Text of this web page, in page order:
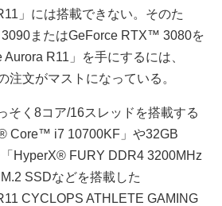
」には搭載できない。そのた
またはGeForce RTX™ 3080を
R11」を手にするには、
注文がマストになっている。
く8コア/16スレッドを搭載する
Core™ i7 10700KF」や32GB
HyperX® FURY DDR4 3200MHz
SSDなどを搭載した
CYCLOPS ATHLETE GAMING